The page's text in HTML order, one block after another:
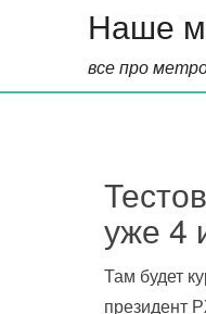
Наше
все про
уже 4
Там будет
президент